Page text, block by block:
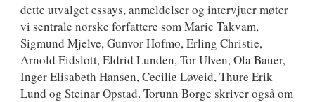
dette utvalget essays, anmeldelser og intervjuer møter
vi sentrale norske forfattere som Marie Takvam,
Sigmund Mjelve, Gunvor Hofmo, Erling Christie,
Arnold Eidslott, Eldrid Lunden, Tor Ulven, Ola Bauer,
Inger Elisabeth Hansen, Cecilie Løveid, Thure Erik
Lund og Steinar Opstad. Torunn Borge skriver også om